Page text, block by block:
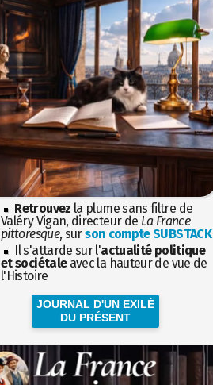
Retrouvez la plume sans filtre de
Valéry Vigan, directeur de La France
pittoresque, surson compte SUBSTACK
Il s'attarde sur l'actualité politique
et sociétaleavec la hauteur de vue de
l'Histoire
JOURNAL D'UN EXILÉ
DU PRÉSENT